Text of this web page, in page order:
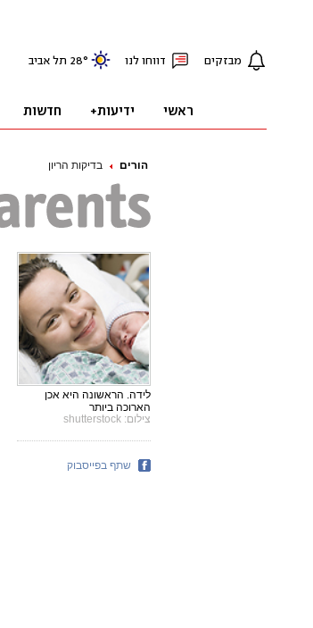
הורים בדיקות הריון
לידה. הראשונה היא אכן
הארוכה ביותר
צילום: shutterstock
שתף בפייסבוק